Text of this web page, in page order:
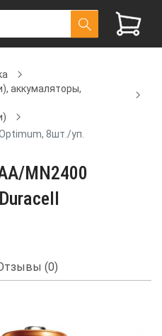
аккумаляторы,
8шт./уп.
MN2400
(0)